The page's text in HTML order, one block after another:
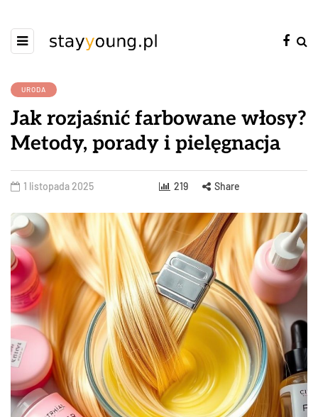
URODA
Jak rozjaśnić farbowane włosy?
Metody, porady i pielęgnacja
1 listopada 2025 219 Share